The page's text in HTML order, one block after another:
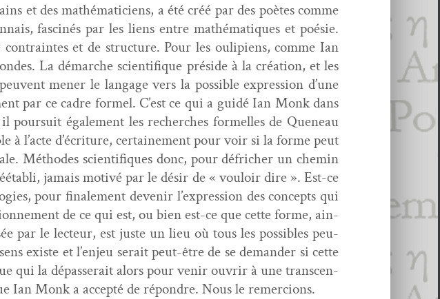
et des math­é­mati­ciens, a été créé par des poètes comme
fascinés par les liens entre math­é­ma­tiques et poésie.
et de struc­ture. Pour les oulip­i­ens, comme Ian
La démarche sci­en­tifique pré­side à la créa­tion, et les
men­er le lan­gage vers la pos­si­ble expres­sion d’une
par ce cadre formel. C’est ce qui a guidé Ian Monk dans
égale­ment les recherch­es formelles de Que­neau
à l’acte d’écriture, cer­taine­ment pour voir si la forme peut
Méth­odes sci­en­tifiques donc, pour défrich­er un chemin
jamais motivé par le désir de « vouloir dire ». Est-ce
pour finale­ment devenir l’expression des con­cepts qui
de ce qui est, ou bien est-ce que cette forme, ain­
par le lecteur, est juste un lieu où tous les pos­si­bles peu­
existe et l’enjeu serait peut-être de se deman­der si cette
qui la dépasserait alors pour venir ouvrir à une tran­scen­
Ian Monk a accep­té de répon­dre. Nous le remercions.